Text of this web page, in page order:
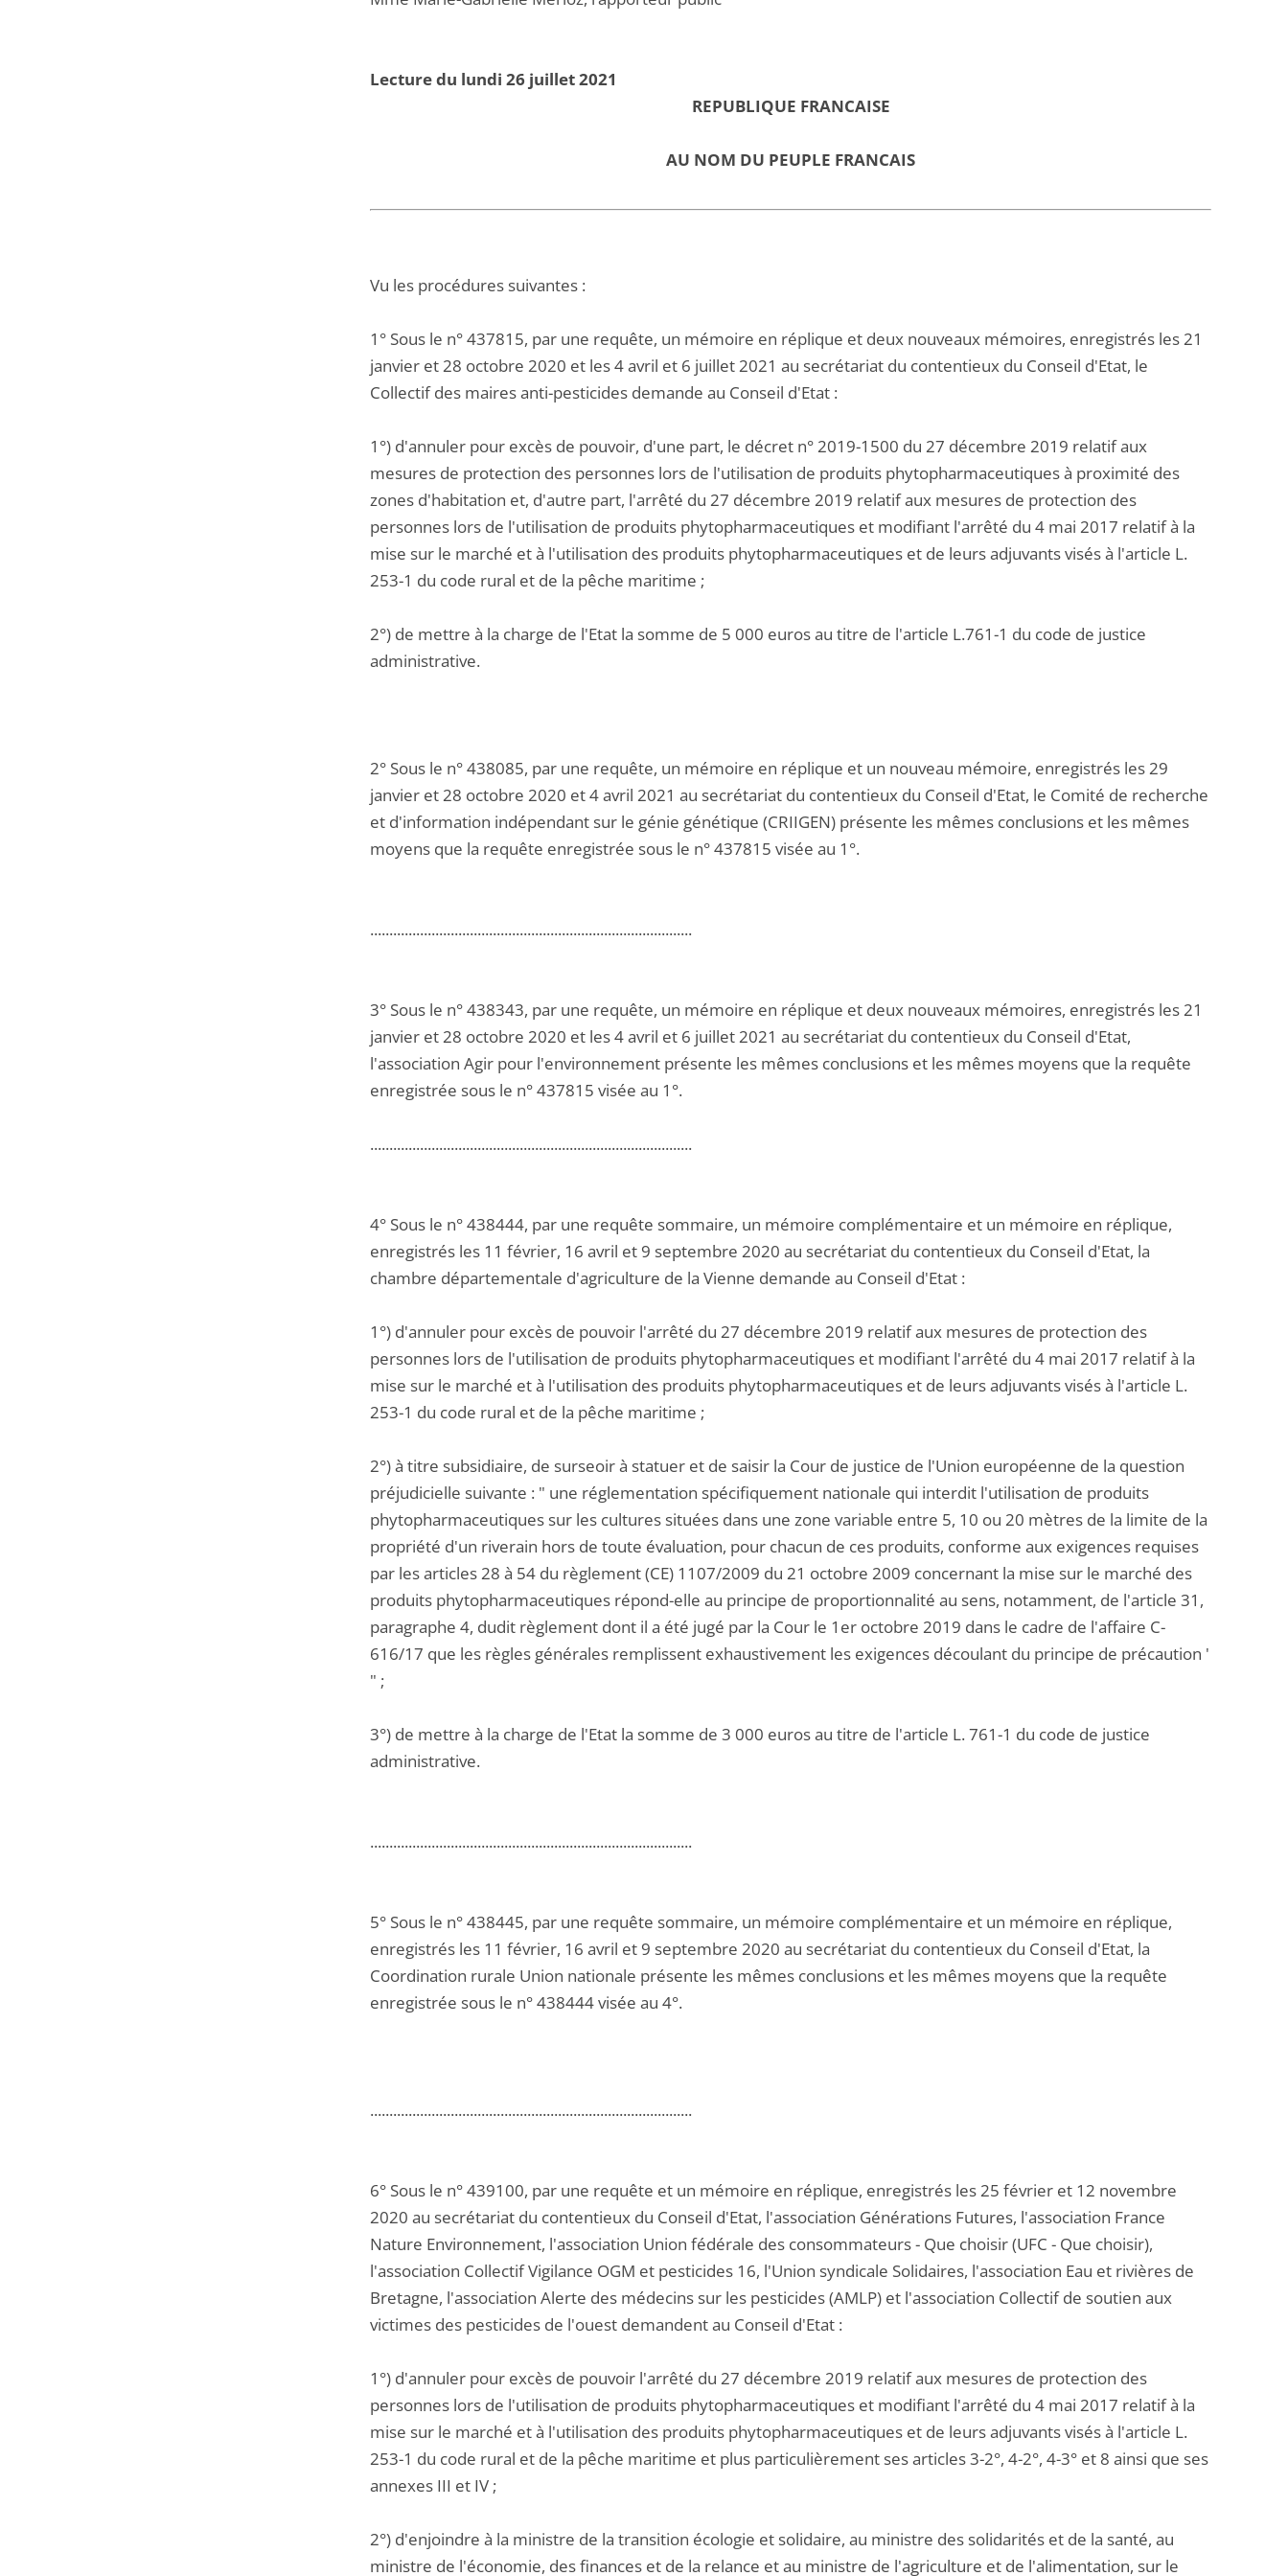
Lecture du lundi 26 juillet 2021
REPUBLIQUE FRANCAISE
AU NOM DU PEUPLE FRANCAIS
Vu les procédures suivantes :
1° Sous le n° 437815, par une requête, un mémoire en réplique et deux nouveaux mémoires, enregistrés les 21
janvier et 28 octobre 2020 et les 4 avril et 6 juillet 2021 au secrétariat du contentieux du Conseil d'Etat, le
Collectif des maires anti-pesticides demande au Conseil d'Etat :
1°) d'annuler pour excès de pouvoir, d'une part, le décret n° 2019-1500 du 27 décembre 2019 relatif aux
mesures de protection des personnes lors de l'utilisation de produits phytopharmaceutiques à proximité des
zones d'habitation et, d'autre part, l'arrêté du 27 décembre 2019 relatif aux mesures de protection des
personnes lors de l'utilisation de produits phytopharmaceutiques et modifiant l'arrêté du 4 mai 2017 relatif à la
mise sur le marché et à l'utilisation des produits phytopharmaceutiques et de leurs adjuvants visés à l'article L.
253-1 du code rural et de la pêche maritime ;
2°) de mettre à la charge de l'Etat la somme de 5 000 euros au titre de l'article L.761-1 du code de justice
administrative.
2° Sous le n° 438085, par une requête, un mémoire en réplique et un nouveau mémoire, enregistrés les 29
janvier et 28 octobre 2020 et 4 avril 2021 au secrétariat du contentieux du Conseil d'Etat, le Comité de recherche
et d'information indépendant sur le génie génétique (CRIIGEN) présente les mêmes conclusions et les mêmes
moyens que la requête enregistrée sous le n° 437815 visée au 1°.
....................................................................................
3° Sous le n° 438343, par une requête, un mémoire en réplique et deux nouveaux mémoires, enregistrés les 21
janvier et 28 octobre 2020 et les 4 avril et 6 juillet 2021 au secrétariat du contentieux du Conseil d'Etat,
l'association Agir pour l'environnement présente les mêmes conclusions et les mêmes moyens que la requête
enregistrée sous le n° 437815 visée au 1°.
....................................................................................
4° Sous le n° 438444, par une requête sommaire, un mémoire complémentaire et un mémoire en réplique,
enregistrés les 11 février, 16 avril et 9 septembre 2020 au secrétariat du contentieux du Conseil d'Etat, la
chambre départementale d'agriculture de la Vienne demande au Conseil d'Etat :
1°) d'annuler pour excès de pouvoir l'arrêté du 27 décembre 2019 relatif aux mesures de protection des
personnes lors de l'utilisation de produits phytopharmaceutiques et modifiant l'arrêté du 4 mai 2017 relatif à la
mise sur le marché et à l'utilisation des produits phytopharmaceutiques et de leurs adjuvants visés à l'article L.
253-1 du code rural et de la pêche maritime ;
2°) à titre subsidiaire, de surseoir à statuer et de saisir la Cour de justice de l'Union européenne de la question
préjudicielle suivante : " une réglementation spécifiquement nationale qui interdit l'utilisation de produits
phytopharmaceutiques sur les cultures situées dans une zone variable entre 5, 10 ou 20 mètres de la limite de la
propriété d'un riverain hors de toute évaluation, pour chacun de ces produits, conforme aux exigences requises
par les articles 28 à 54 du règlement (CE) 1107/2009 du 21 octobre 2009 concernant la mise sur le marché des
produits phytopharmaceutiques répond-elle au principe de proportionnalité au sens, notamment, de l'article 31,
paragraphe 4, dudit règlement dont il a été jugé par la Cour le 1er octobre 2019 dans le cadre de l'affaire C-
616/17 que les règles générales remplissent exhaustivement les exigences découlant du principe de précaution '
" ;
3°) de mettre à la charge de l'Etat la somme de 3 000 euros au titre de l'article L. 761-1 du code de justice
administrative.
....................................................................................
5° Sous le n° 438445, par une requête sommaire, un mémoire complémentaire et un mémoire en réplique,
enregistrés les 11 février, 16 avril et 9 septembre 2020 au secrétariat du contentieux du Conseil d'Etat, la
Coordination rurale Union nationale présente les mêmes conclusions et les mêmes moyens que la requête
enregistrée sous le n° 438444 visée au 4°.
....................................................................................
6° Sous le n° 439100, par une requête et un mémoire en réplique, enregistrés les 25 février et 12 novembre
2020 au secrétariat du contentieux du Conseil d'Etat, l'association Générations Futures, l'association France
Nature Environnement, l'association Union fédérale des consommateurs - Que choisir (UFC - Que choisir),
l'association Collectif Vigilance OGM et pesticides 16, l'Union syndicale Solidaires, l'association Eau et rivières de
Bretagne, l'association Alerte des médecins sur les pesticides (AMLP) et l'association Collectif de soutien aux
victimes des pesticides de l'ouest demandent au Conseil d'Etat :
1°) d'annuler pour excès de pouvoir l'arrêté du 27 décembre 2019 relatif aux mesures de protection des
personnes lors de l'utilisation de produits phytopharmaceutiques et modifiant l'arrêté du 4 mai 2017 relatif à la
mise sur le marché et à l'utilisation des produits phytopharmaceutiques et de leurs adjuvants visés à l'article L.
253-1 du code rural et de la pêche maritime et plus particulièrement ses articles 3-2°, 4-2°, 4-3° et 8 ainsi que ses
annexes III et IV ;
2°) d'enjoindre à la ministre de la transition écologie et solidaire, au ministre des solidarités et de la santé, au
ministre de l'économie, des finances et de la relance et au ministre de l'agriculture et de l'alimentation, sur le